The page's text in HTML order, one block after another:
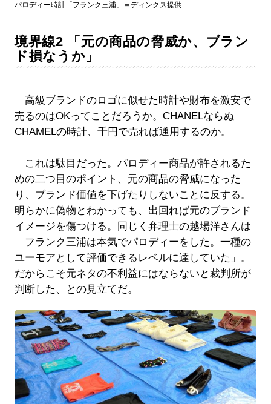
パロディー時計「フランク三浦」＝ディンクス提供
境界線2 「元の商品の脅威か、ブラン
ド損なうか」
高級ブランドのロゴに似せた時計や財布を激安で
売るのはOKってことだろうか。CHANELならぬ
CHAMELの時計、千円で売れば通用するのか。
これは駄目だった。パロディー商品が許されるた
めの二つ目のポイント、元の商品の脅威になった
り、ブランド価値を下げたりしないことに反する。
明らかに偽物とわかっても、出回れば元のブランド
イメージを傷つける。同じく弁理士の越場洋さんは
「フランク三浦は本気でパロディーをした。一種の
ユーモアとして評価できるレベルに達していた」。
だからこそ元ネタの不利益にはならないと裁判所が
判断した、との見立てだ。